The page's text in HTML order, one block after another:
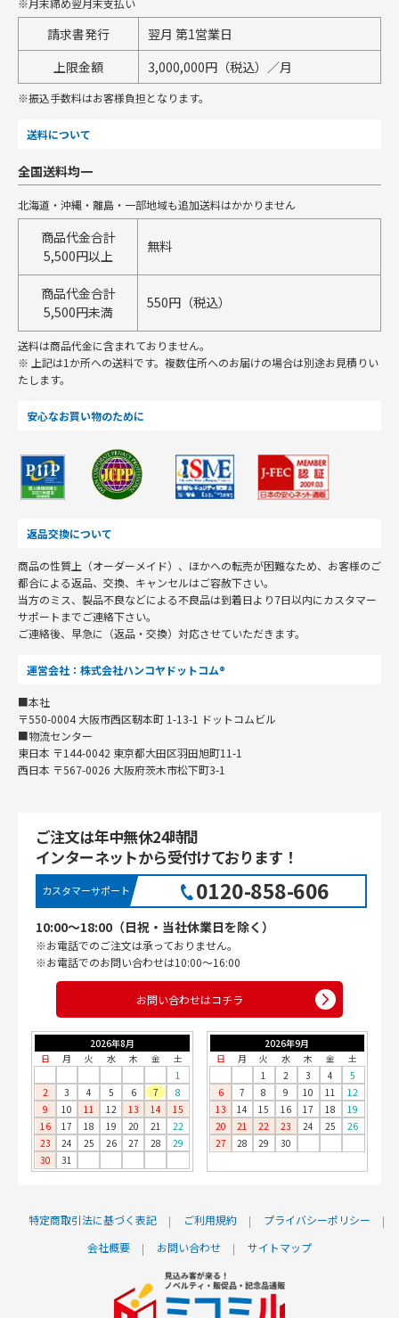
※月末締め翌月末支払い
請求書発行
翌月 第1営業日
上限金額
3,000,000円（税込）／月
※振込手数料はお客様負担となります。
送料について
全国送料均一
北海道・沖縄・離島・一部地域も追加送料はかかりません
商品代金合計
5,500円以上
無料
商品代金合計
5,500円未満
550円（税込）
送料は商品代金に含まれておりません。
※ 上記は1か所への送料です。複数住所へのお届けの場合は別途お見積りい
たします。
安心なお買い物のために
返品交換について
商品の性質上（オーダーメイド）、ほかへの転売が困難なため、お客様のご
都合による返品、交換、キャンセルはご容赦下さい。
当方のミス、製品不良などによる不良品は到着日より7日以内にカスタマー
サポートまでご連絡下さい。
ご連絡後、早急に（返品・交換）対応させていただきます。
運営会社：株式会社ハンコヤドットコム®
■本社
〒550-0004 大阪市西区靭本町 1-13-1 ドットコムビル
■物流センター
東日本 〒144-0042 東京都大田区羽田旭町11-1
西日本 〒567-0026 大阪府茨木市松下町3-1
ご注文は年中無休24時間
インターネットから受付けております！
カスタマーサポート 0120-858-606
10:00〜18:00（日祝・当社休業日を除く）
※お電話でのご注文は承っておりません。
※お電話でのお問い合わせは10:00〜16:00
お問い合わせはコチラ
2026年8月
日
月 火 水 木 金
土
1
2
3 4 5 6 7
8
9
10 11 12 13 14
15
16
17 18 19 20 21
22
23
24 25 26 27 28
29
30
31
2026年9月
日
月 火 水 木 金
土
1
2 3 4
5
6
7 8 9 10 11
12
13
14 15 16 17 18
19
20
21 22 23 24 25
26
27
28 29 30
特定商取引法に基づく表記 ご利用規約
プライバシーポリシー
会社概要
お問い合わせ サイトマップ